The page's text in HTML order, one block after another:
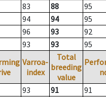
83 88
95
94 94
95
96 93
92
93 93 95
Varroa-
index
Total
breeding
value
93 91
91